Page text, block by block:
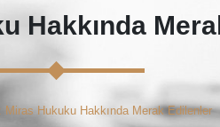
Hakkında
Miras Hukuku Hakkında Merak Edilenler